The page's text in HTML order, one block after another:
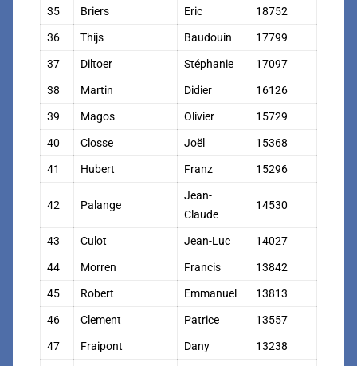
35 Briers Eric 18752
36 Thijs Baudouin 17799
37 Diltoer Stéphanie 17097
38 Martin Didier 16126
39 Magos Olivier 15729
40 Closse Joël 15368
41 Hubert Franz 15296
42 Palange
Jean-
Claude
14530
43 Culot Jean-Luc 14027
44 Morren Francis 13842
45 Robert Emmanuel 13813
46 Clement Patrice 13557
47 Fraipont Dany 13238